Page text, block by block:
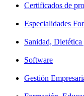
Certificados de
Especialidades
Sanidad,
Software
Gestión